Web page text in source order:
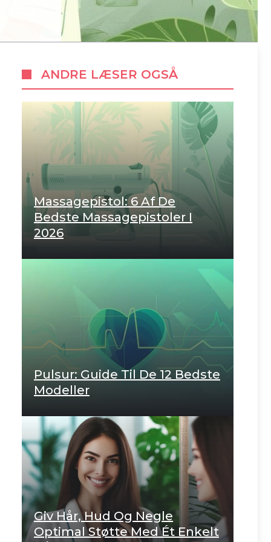
ANDRE LÆSER OGSÅ
Massagepistol: 6 Af De
Bedste Massagepistoler I
2026
Pulsur: Guide Til De 12 Bedste
Modeller
Giv Hår, Hud Og Negle
Optimal Støtte Med Ét Enkelt